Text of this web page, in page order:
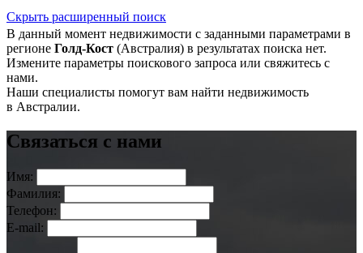
Скрыть расширенный поиск
В данный момент недвижимости с заданными параметрами в
регионе Голд-Кост (Австралия) в результатах поиска нет.
Измените параметры поискового запроса или свяжитесь с
нами.
Наши специалисты помогут вам найти недвижимость
в Австралии.
Связаться с нами
Имя:
Фамилия:
Телефон:
E-mail: